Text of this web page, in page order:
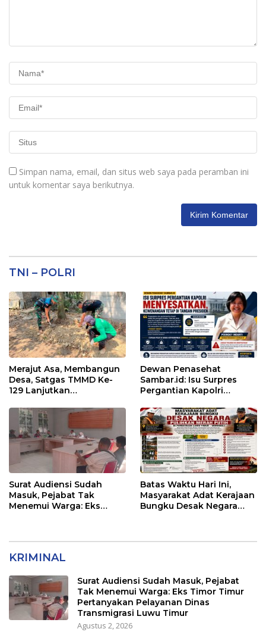
Simpan nama, email, dan situs web saya pada peramban ini
untuk komentar saya berikutnya.
TNI – POLRI
Merajut Asa, Membangun
Desa, Satgas TMMD Ke-
129 Lanjutkan
Dewan Penasehat
Sambar.id: Isu Surpres
Pergantian Kapolri
Kewenangan Mutlak di
Tangan Presiden
Surat Audiensi Sudah
Masuk, Pejabat Tak
Menemui Warga: Eks
Batas Waktu Hari Ini,
Masyarakat Adat Kerajaan
Bungku Desak Negara
KRIMINAL
Surat Audiensi Sudah Masuk, Pejabat
Tak Menemui Warga: Eks Timor Timur
Pertanyakan Pelayanan Dinas
Transmigrasi Luwu Timur
Agustus 2, 2026